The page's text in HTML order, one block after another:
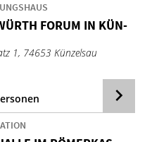
FO­RUM IN KÜN­
1, 74653 Künzelsau